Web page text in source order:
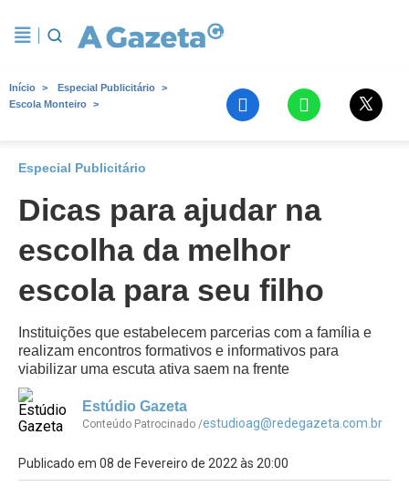
Início
Especial Publicitário
Escola Monteiro
Especial Publicitário
Dicas para ajudar na
escolha da melhor
escola para seu filho
Instituições que estabelecem parcerias com a família e
realizam encontros formativos e informativos para
viabilizar uma escuta ativa saem na frente
Estúdio Gazeta
Conteúdo Patrocinado /estudioag@redegazeta.com.br
Publicado em 08 de Fevereiro de 2022 às 20:00